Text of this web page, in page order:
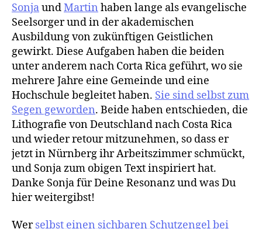
SonjaundMartin haben lange als evangelische
Seelsorger und in der akademischen
Ausbildung von zukünftigen Geistlichen
gewirkt. Diese Aufgaben haben die beiden
unter anderem nach Corta Rica geführt, wo sie
mehrere Jahre eine Gemeinde und eine
Hochschule begleitet haben. Sie sind selbst zum
Segen geworden. Beide haben entschieden, die
Lithografie von Deutschland nach Costa Rica
und wieder retour mitzunehmen, so dass er
jetzt in Nürnberg ihr Arbeitszimmer schmückt,
und Sonja zum obigen Text inspiriert hat.
Danke Sonja für Deine Resonanz und was Du
hier weitergibst!
Werselbst einen sichbaren Schutzengel bei